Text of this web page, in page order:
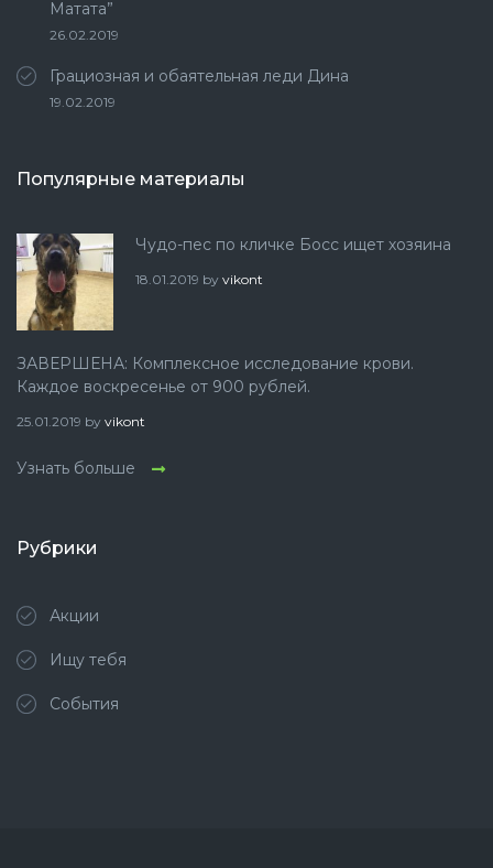
Матата”
26.02.2019
Грациозная и обаятельная леди Дина
19.02.2019
Популярные материалы
Чудо-пес по кличке Босс ищет хозяина
18.01.2019 by vikont
ЗАВЕРШЕНА: Комплексное исследование крови.
Каждое воскресенье от 900 рублей.
25.01.2019 by vikont
Узнать больше
Рубрики
Акции
Ищу тебя
События